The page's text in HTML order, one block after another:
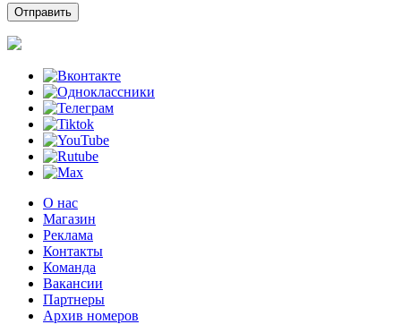
О нас
Магазин
Реклама
Контакты
Команда
Вакансии
Партнеры
Архив номеров